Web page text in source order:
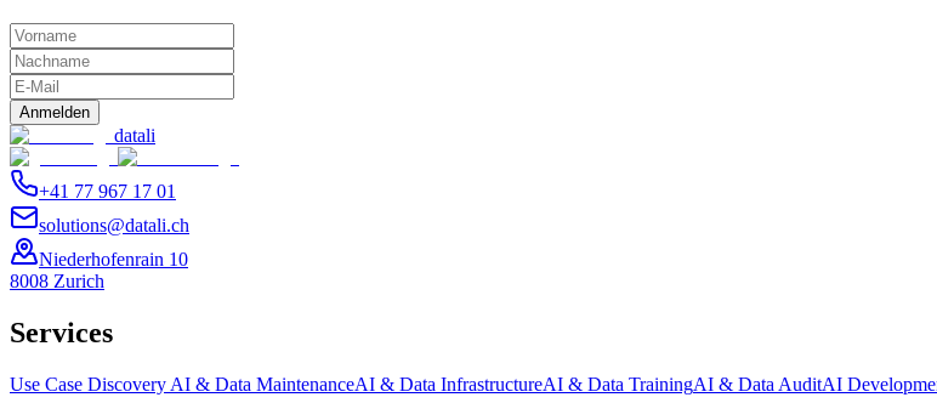
Anmelden
datali
+41 77 967 17 01
solutions@datali.ch
Niederhofenrain 10
8008 Zurich
Services
Use Case Discovery AI & Data MaintenanceAI & Data InfrastructureAI & Data TrainingAI & Data AuditAI